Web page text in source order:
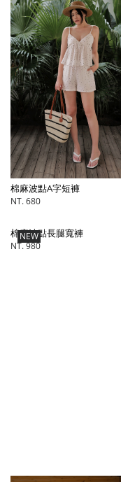
棉麻波點A字短褲
NT. 680
NEW
棉麻波點長腿寬褲
NT. 980